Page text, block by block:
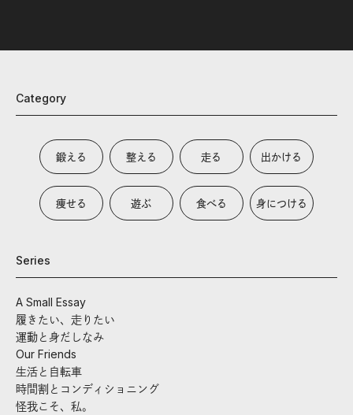
Category
鍛える 整える 走る 出かける
痩せる 遊ぶ 食べる 身につける
Series
A Small Essay
履きたい、走りたい
運動と身だしなみ
Our Friends
生活と自転車
時間割とコンディショニング
怪我こそ、私。